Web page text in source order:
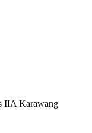
IIA Karawang